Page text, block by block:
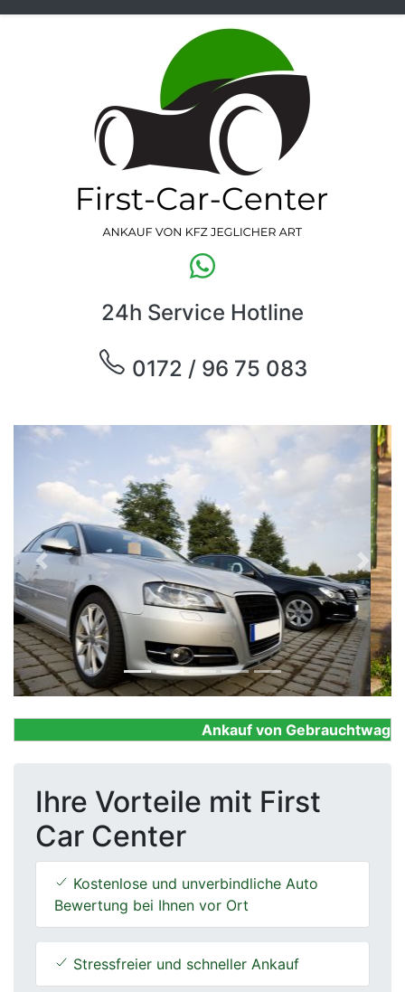
24h Service Hotline
0172 / 96 75 083
Previous Next
Ankauf von
Ihre Vorteile mit First
Car Center
Kostenlose und unverbindliche Auto
Bewertung bei Ihnen vor Ort
Stressfreier und schneller Ankauf